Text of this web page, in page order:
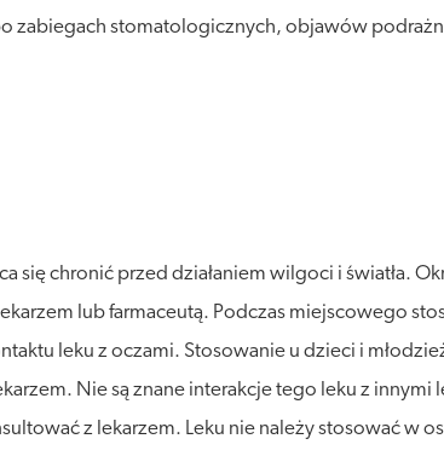
zabiegach stomatologicznych, objawów
chronić przed działaniem wilgoci i światła.
lub farmaceutą. Podczas miejscowego
leku z oczami. Stosowanie u dzieci i
Nie są znane interakcje tego leku z innymi
z lekarzem. Leku nie należy stosować w